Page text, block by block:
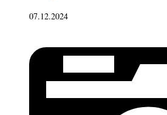
07.12.2024